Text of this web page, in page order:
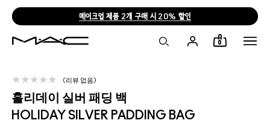
메이크업 제품 2개 구매 시 20% 할인
0
홀리데이 실버 패딩 백
HOLIDAY SILVER PADDING BAG
리뷰 없음